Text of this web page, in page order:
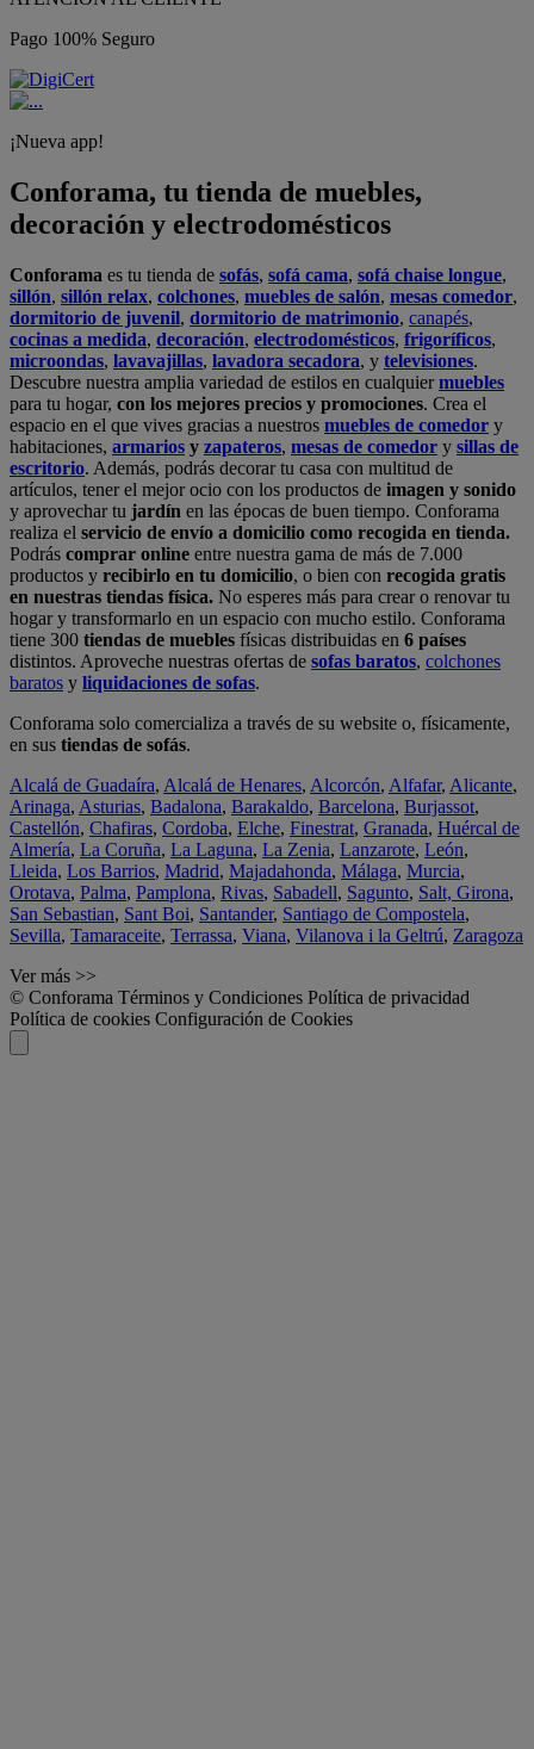
Pago 100% Seguro
¡Nueva app!
Conforama, tu tienda de muebles,
decoración y electrodomésticos
Conforama es tu tienda de sofás, sofá cama, sofá chaise longue,
sillón, sillón relax, colchones, muebles de salón, mesas comedor,
dormitorio de juvenil, dormitorio de matrimonio, canapés,
cocinas a medida, decoración, electrodomésticos, frigoríficos,
microondas, lavavajillas, lavadora secadora, y televisiones.
Descubre nuestra amplia variedad de estilos en cualquiermuebles
para tu hogar, con los mejores precios y promociones. Crea el
espacio en el que vives gracias a nuestros muebles de comedor y
habitaciones, armarios y zapateros, mesas de comedor y sillas de
escritorio. Además, podrás decorar tu casa con multitud de
artículos, tener el mejor ocio con los productos de imagen y sonido
y aprovechar tu jardín en las épocas de buen tiempo. Conforama
realiza el servicio de envío a domicilio como recogida en tienda.
Podrás comprar online entre nuestra gama de más de 7.000
productos y recibirlo en tu domicilio, o bien con recogida gratis
en nuestras tiendas física. No esperes más para crear o renovar tu
hogar y transformarlo en un espacio con mucho estilo. Conforama
tiene 300 tiendas de muebles físicas distribuidas en 6 países
distintos. Aproveche nuestras ofertas de sofas baratos, colchones
baratos y liquidaciones de sofas.
Conforama solo comercializa a través de su website o, físicamente,
en sus tiendas de sofás.
Alcalá de Guadaíra, Alcalá de Henares, Alcorcón, Alfafar, Alicante,
Arinaga, Asturias, Badalona, Barakaldo, Barcelona, Burjassot,
Castellón, Chafiras, Cordoba, Elche, Finestrat, Granada, Huércal de
Almería, La Coruña, La Laguna, La Zenia, Lanzarote, León,
Lleida, Los Barrios, Madrid, Majadahonda, Málaga, Murcia,
Orotava, Palma, Pamplona, Rivas, Sabadell, Sagunto, Salt, Girona,
San Sebastian, Sant Boi, Santander, Santiago de Compostela,
Sevilla, Tamaraceite, Terrassa, Viana, Vilanova i la Geltrú, Zaragoza
Ver más >>
© Conforama Términos y Condiciones Política de privacidad
Política de cookies Configuración de Cookies